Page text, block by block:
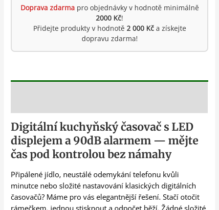
Doprava zdarmapro objednávky v hodnotě minimálně
2000 Kč!
Přidejte produkty v hodnotě 2 000 Kča získejte
dopravu zdarma!
Digitální kuchyňský časovač s LED
displejem a 90dB alarmem — mějte
čas pod kontrolou bez námahy
Připálené jídlo, neustálé odemykání telefonu kvůli
minutce nebo složité nastavování klasických digitálních
časovačů? Máme pro vás elegantnější řešení. Stačí otočit
rámečkem, jednou stisknout a odpočet běží. Žádné složité